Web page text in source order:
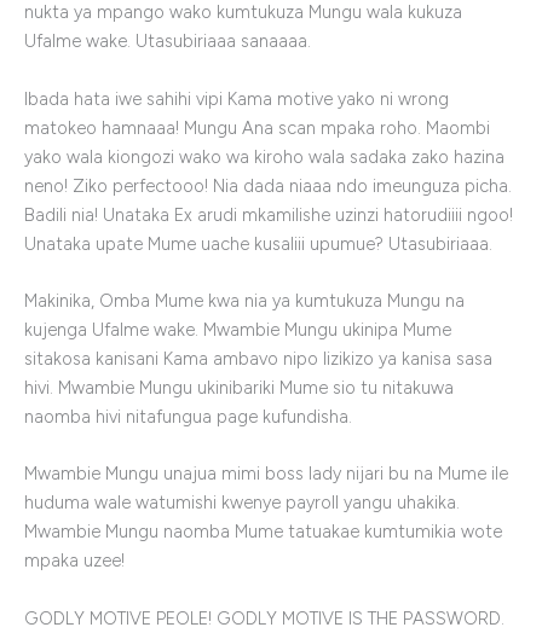
nukta ya mpango wako kumtukuza Mungu wala kukuza
UfaIme wake. Utasubiriaaa sanaaaa.
lbada hata iwe sahihi vipi Kama motive yako ni wrong
matokeo hamnaaa! Mungu Ana scan mpaka roho. Maombi
yako wala kiongozi wako wa kiroho wala sadaka zako hazina
neno! Ziko perfectooo! Nia dada niaaa ndo imeunguza picha.
Badili nia! Unataka Ex arudi mkamilishe uzinzi hatorudiiii ngoo!
Unataka upate Mume uache kusaliii upumue? Utasubiriaaa.
Makinika, Omba Mume kwa nia ya kumtukuza Mungu na
kujenga Ufalme wake. Mwambie Mungu ukinipa Mume
sitakosa kanisani Kama ambavo nipo lizikizo ya kanisa sasa
hivi. Mwambie Mungu ukinibariki Mume sio tu nitakuwa
naomba hivi nitafungua page kufundisha.
Mwambie Mungu unajua mimi boss lady nijari bu na Mume ile
huduma wale watumishi kwenye payroll yangu uhakika.
Mwambie Mungu naomba Mume tatuakae kumtumikia wote
mpaka uzee!
GODLY MOTIVE PEOLE! GODLY MOTIVE IS THE PASSWORD.